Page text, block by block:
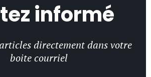
informé
directement dans votre
boite courriel